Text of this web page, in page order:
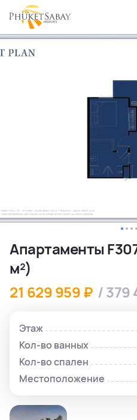
Апартаменты
м²)
21 629 959 ₽ / 379
Этаж
Кол-во ванных
Кол-во спален
Местоположение